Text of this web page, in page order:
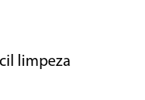
limpeza